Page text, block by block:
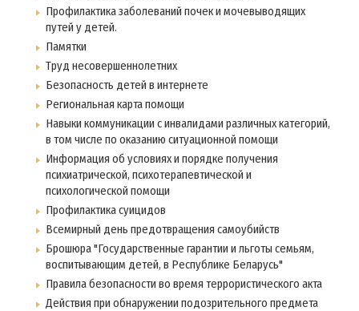
Профилактика заболеваний почек и мочевыводящих
путей у детей.
Памятки
Труд несовершеннолетних
Безопасность детей в интернете
Региональная карта помощи
Навыки коммуникации с инвалидами различных категорий,
в том числе по оказанию ситуационной помощи
Информация об условиях и порядке получения
психиатрической, психотерапевтической и
психологической помощи
Профилактика суицидов
Всемирный день предотвращения самоубийств
Брошюра "Государственные гарантии и льготы семьям,
воспитывающим детей, в Республике Беларусь"
Правила безопасности во время террористического акта
Действия при обнаружении подозрительного предмета